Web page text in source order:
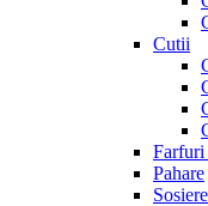
Cutii
Farfuri
Pahare
Sosiere